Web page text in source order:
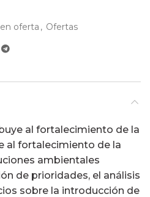
oferta , Ofertas
al fortalecimiento de la
al fortalecimiento de la
ambientales
de prioridades, el análisis
sobre la introducción de